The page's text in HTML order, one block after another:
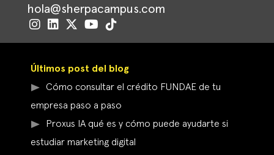
hola@sherpacampus.com
Últimos post del blog
Cómo consultar el crédito FUNDAE de tu
empresa paso a paso
Proxus IA qué es y cómo puede ayudarte si
estudiar marketing digital